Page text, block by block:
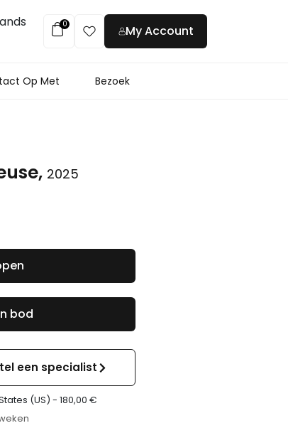
0 My Account
Op Met Bezoek
2025
bod
een specialist
(US) -180,00€